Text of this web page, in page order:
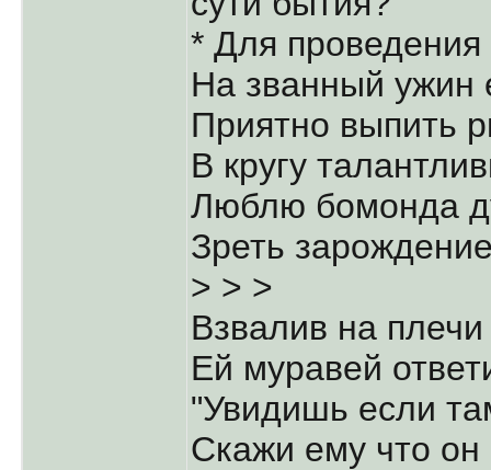
* Для проведения
На званный ужин
Приятно выпить
В кругу
Люблю бомонда
Зреть
> > >
Взвалив на
Ей муравей
"Увидишь если
Скажи ему что он